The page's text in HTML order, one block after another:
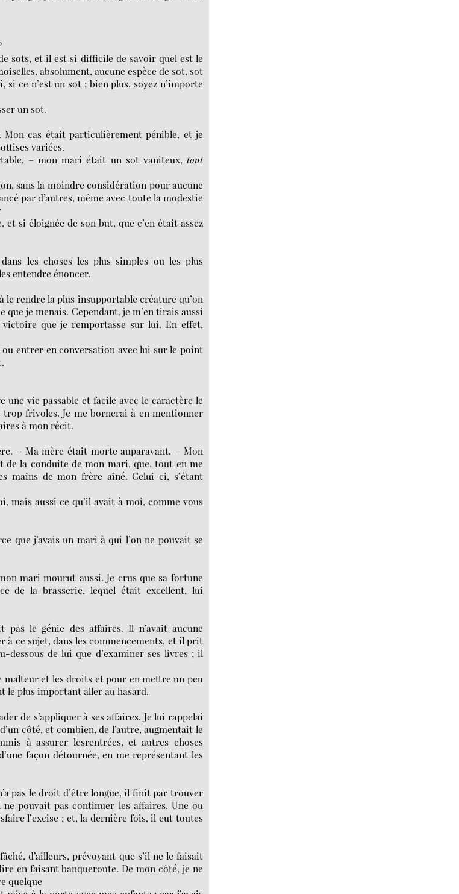
sots, et il est si difficile de savoir quel est le
absolument, aucune espèce de sot, sot
ce n’est un sot ; bien plus, soyez n’importe
un sot.
Mon cas était particulièrement pénible, et je
variées.
– mon mari était un sot vaniteux, tout
sans la moindre considération pour aucune
par d’autres, même avec toute la modestie
si éloignée de son but, que c’en était assez
les choses les plus simples ou les plus
entendre énoncer.
le rendre la plus insupportable créature qu’on
je menais. Cependant, je m’en tirais aussi
que je remportasse sur lui. En effet,
entrer en conversation avec lui sur le point
une vie passable et facile avec le caractère le
frivoles. Je me bornerai à en mentionner
à mon récit.
– Ma mère était morte auparavant. – Mon
la conduite de mon mari, que, tout en me
mains de mon frère aîné. Celui-ci, s’étant
mais aussi ce qu’il avait à moi, comme vous
que j’avais un mari à qui l’on ne pouvait se
mari mourut aussi. Je crus que sa fortune
de la brasserie, lequel était excellent, lui
le génie des affaires. Il n’avait aucune
à ce sujet, dans les commencements, et il prit
dessous de lui que d’examiner ses livres ; il
malteur et les droits et pour en mettre un peu
le plus important aller au hasard.
de s’appliquer à ses affaires. Je lui rappelai
côté, et combien, de l’autre, augmentait le
à assurer lesrentrées, et autres choses
façon détournée, en me représentant les
pas le droit d’être longue, il finit par trouver
pouvait pas continuer les affaires. Une ou
l’excise ; et, la dernière fois, il eut toutes
d’ailleurs, prévoyant que s’il ne le faisait
en faisant banqueroute. De mon côté, je ne
quelque